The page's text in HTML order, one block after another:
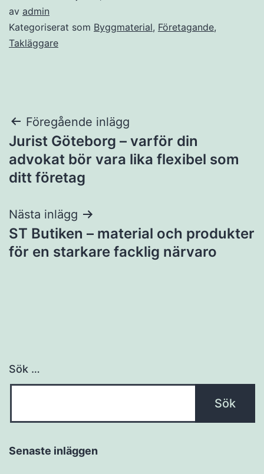
av admin
Kategoriserat som Byggmaterial, Företagande,
Takläggare
Inläggsnavigering
Föregående inlägg
Jurist Göteborg – varför din
advokat bör vara lika flexibel som
ditt företag
Nästa inlägg
ST Butiken – material och produkter
för en starkare facklig närvaro
Sök …
Senaste inläggen